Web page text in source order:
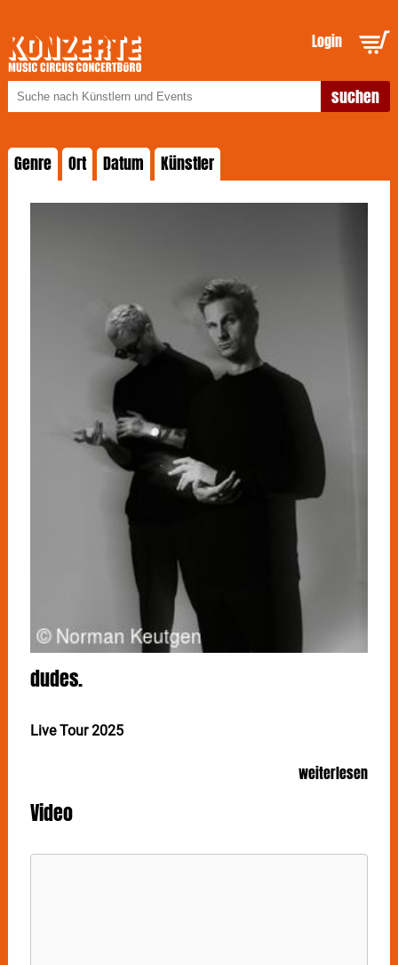
Login
Genre Ort Datum Künstler
dudes.
Live Tour 2025
Niklas van Lipzig und David Martin leben eine
beispiellose Männerfreundschaft: brutal ehrlich,
absurd tiefgründig und unverhütet liebevoll. Am 31.
Mai bringen die beiden ihren Podcast DUDES. live auf
weiterlesen
Video